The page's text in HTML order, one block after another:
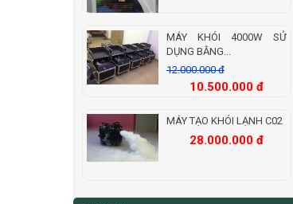
MÁY KHÓI 4000W SỬ
DỤNG BẰNG...
12.000.000 đ
10.500.000 đ
MÁY TẠO KHÓI LẠNH C02
28.000.000 đ